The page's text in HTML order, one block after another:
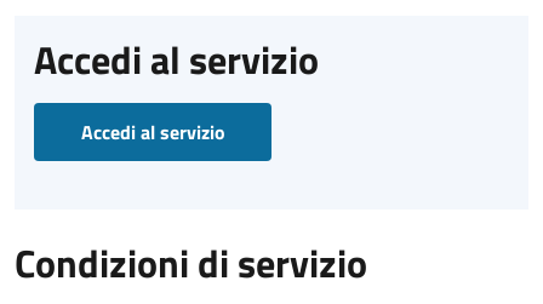
Accedi al servizio
Accedi al servizio
Condizioni di servizio